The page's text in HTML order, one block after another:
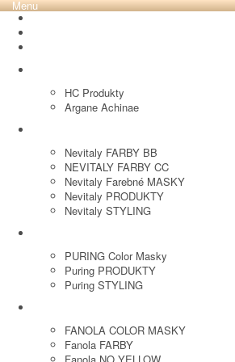
Menu
HC Produkty
Argane Achinae
Nevitaly FARBY BB
NEVITALY FARBY CC
Nevitaly Farebné MASKY
Nevitaly PRODUKTY
Nevitaly STYLING
PURING Color Masky
Puring PRODUKTY
Puring STYLING
FANOLA COLOR MASKY
Fanola FARBY